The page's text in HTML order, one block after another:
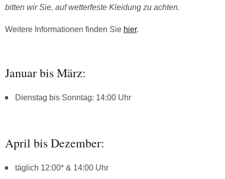
bitten wir Sie, auf wetterfeste Kleidung zu achten.
Weitere Informationen finden Sie hier.
Januar bis März:
Dienstag bis Sonntag: 14:00 Uhr
April bis Dezember:
täglich 12:00* & 14:00 Uhr